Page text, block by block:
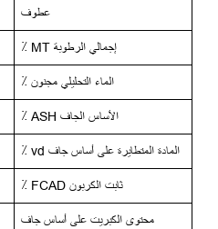
عطوف
إجمالي الرطوبة MT ٪
الماء التحليلي مجنون ٪
الأساس الجاف ASH ٪
المادة المتطايرة على أساس جاف vd ٪
ثابت الكربون FCAD ٪
محتوى الكبريت على أساس جاف